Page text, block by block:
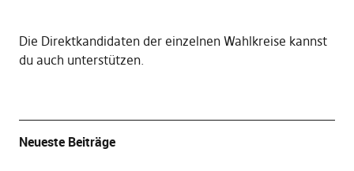
Die Direktkandidaten der einzelnen Wahlkreise kannst
du auch unterstützen.
Neueste Beiträge